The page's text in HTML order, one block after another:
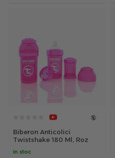
Biberon Anticolici
Twistshake 180 Ml, Roz
in stoc